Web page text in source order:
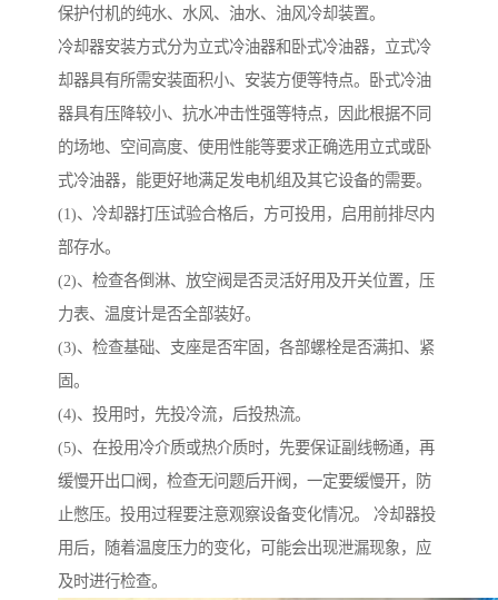
保护付机的纯水、水风、油水、油风冷却装置。
冷却器安装方式分为立式冷油器和卧式冷油器，立式冷
却器具有所需安装面积小、安装方便等特点。卧式冷油
器具有压降较小、抗水冲击性强等特点，因此根据不同
的场地、空间高度、使用性能等要求正确选用立式或卧
式冷油器，能更好地满足发电机组及其它设备的需要。
(1)、冷却器打压试验合格后，方可投用，启用前排尽内
部存水。
(2)、检查各倒淋、放空阀是否灵活好用及开关位置，压
力表、温度计是否全部装好。
(3)、检查基础、支座是否牢固，各部螺栓是否满扣、紧
固。
(4)、投用时，先投冷流，后投热流。
(5)、在投用冷介质或热介质时，先要保证副线畅通，再
缓慢开出口阀，检查无问题后开阀，一定要缓慢开，防
止憋压。投用过程要注意观察设备变化情况。 冷却器投
用后，随着温度压力的变化，可能会出现泄漏现象，应
及时进行检查。